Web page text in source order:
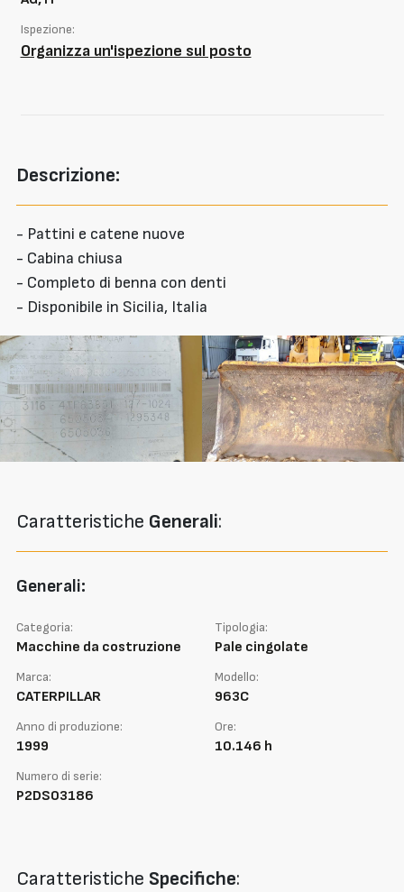
Descrizione:
- Pattini e catene nuove
- Cabina chiusa
- Completo di benna con denti
- Disponibile in Sicilia, Italia
Caratteristiche Generali:
Generali:
Categoria:
Macchine da costruzione
Tipologia:
Pale cingolate
Marca:
CATERPILLAR
Modello:
963C
Anno di produzione:
1999
Ore:
10.146 h
Numero di serie:
P2DS03186
Caratteristiche Specifiche:
Ispezione:
Organizza un'ispezione sul posto